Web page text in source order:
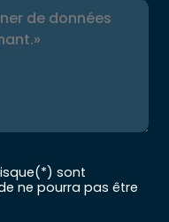
sont
ne pourra pas être